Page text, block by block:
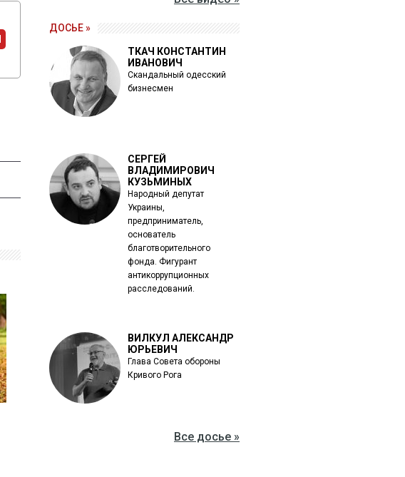
ДОСЬЕ »
ТКАЧ КОНСТАНТИН
ИВАНОВИЧ
Скандальный одесский
бизнесмен
СЕРГЕЙ
ВЛАДИМИРОВИЧ
КУЗЬМИНЫХ
Народный депутат
Украины,
предприниматель,
основатель
благотворительного
фонда. Фигурант
антикоррупционных
расследований.
ВИЛКУЛ АЛЕКСАНДР
ЮРЬЕВИЧ
Глава Совета обороны
Кривого Рога
Все досье »